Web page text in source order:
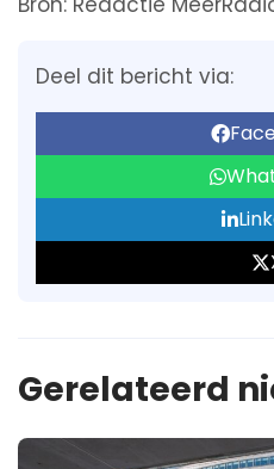
Deel dit bericht via:
Gerelateerd